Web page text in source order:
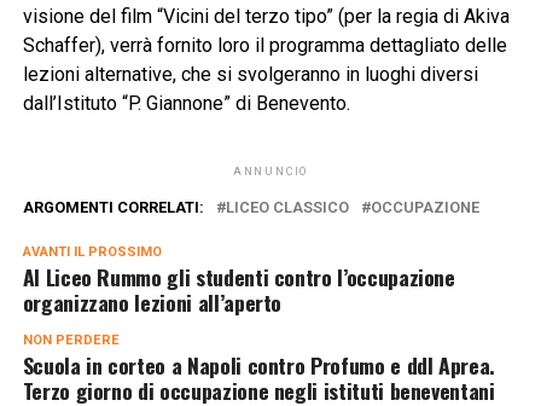
visione del film “Vicini del terzo tipo” (per la regia di Akiva
Schaffer), verrà fornito loro il programma dettagliato delle
lezioni alternative, che si svolgeranno in luoghi diversi
dall’Istituto “P. Giannone” di Benevento.
ANNUNCIO
ARGOMENTI CORRELATI: LICEO CLASSICO OCCUPAZIONE
AVANTI IL ​​PROSSIMO
Al Liceo Rummo gli studenti contro l’occupazione
organizzano lezioni all’aperto
NON PERDERE
Scuola in corteo a Napoli contro Profumo e ddl Aprea.
Terzo giorno di occupazione negli istituti beneventani